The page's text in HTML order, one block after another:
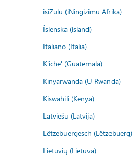
isiZulu (iNingizimu Afrika)
Íslenska (ísland)
Italiano (Italia)
K'iche' (Guatemala)
Kinyarwanda (U Rwanda)
Kiswahili (Kenya)
Latviešu (Latvija)
Lëtzebuergesch (Lëtzebuerg)
Lietuvių (Lietuva)